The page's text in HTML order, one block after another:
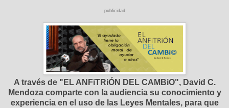
publicidad
A través de "EL ANFiTRiÓN DEL CAMBiO", David C.
Mendoza comparte con la audiencia su conocimiento y
experiencia en el uso de las Leyes Mentales, para que